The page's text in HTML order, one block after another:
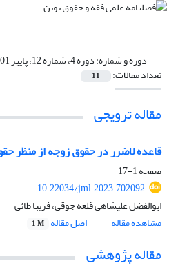
دوره و شماره:دوره 4، شماره 12، پاییز 1401، صفحه 7-212
تعداد مقالات: 11
مقاله ترویجی
قاعده لاضرر در حقوق زوجه از منظر
صفحه1-17
10.22034/jml.2023.702092
ابوالفضل علیشاهی قلعه جوقی، فریبا طائی
مشاهده مقاله
اصل مقاله 1 M
مقاله پژوهشی